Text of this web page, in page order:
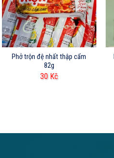
Phở trộn đệ nhất thập cẩm
82g
30 Kč